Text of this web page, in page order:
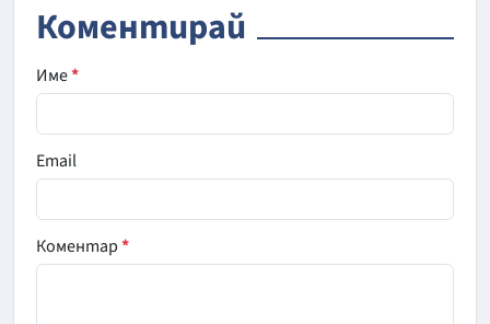
Коментирай
Име*
Email
Коментар*